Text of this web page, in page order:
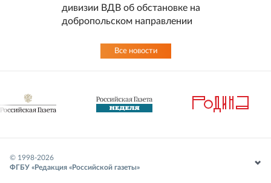
дивизии ВДВ об обстановке на
добропольском направлении
Все новости
© 1998-2026
ФГБУ «Редакция «Российской газеты»